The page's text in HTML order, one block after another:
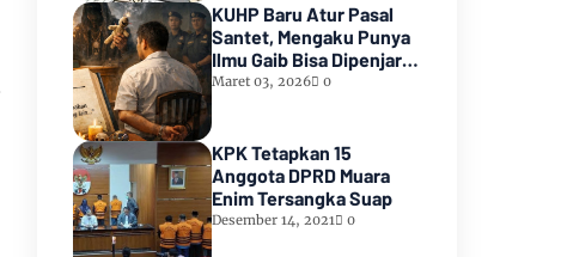
KUHP Baru Atur Pasal
Santet, Mengaku Punya
Ilmu Gaib Bisa Dipenjara
1,5 Tahun
Maret 03, 2026 0
KPK Tetapkan 15
Anggota DPRD Muara
Enim Tersangka Suap
Desember 14, 2021 0